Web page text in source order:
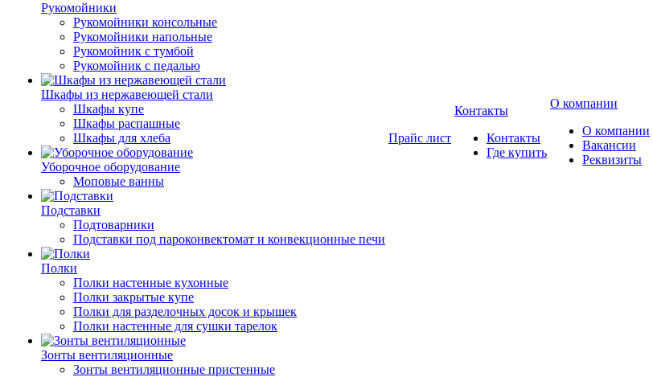
Рукомойники
Рукомойники консольные
Рукомойники напольные
Рукомойник с тумбой
Рукомойник с педалью
Шкафы из нержавеющей стали
Шкафы купе
Шкафы распашные
Шкафы для хлеба
Уборочное оборудование
Моповые ванны
Подставки
Подтоварники
Подставки под пароконвектомат и конвекционные печи
Полки
Полки настенные кухонные
Полки закрытые купе
Полки для разделочных досок и крышек
Полки настенные для сушки тарелок
Зонты вентиляционные
Зонты вентиляционные пристенные
Прайс лист
Контакты
Контакты
Где купить
О компании
О компании
Вакансии
Реквизиты